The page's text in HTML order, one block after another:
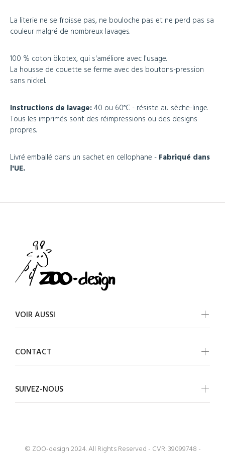
La literie ne se froisse pas, ne bouloche pas et ne perd pas sa
couleur malgré de nombreux lavages.
100 % coton ökotex, qui s'améliore avec l'usage.
La housse de couette se ferme avec des boutons-pression
sans nickel.
Instructions de lavage:40 ou 60°C - résiste au sèche-linge.
Tous les imprimés sont des réimpressions ou des designs
propres.
Livré emballé dans un sachet en cellophane - Fabriqué dans
l'UE.
VOIR AUSSI
CONTACT
SUIVEZ-NOUS
© ZOO-design 2024. All Rights Reserved - CVR: 39099748 -